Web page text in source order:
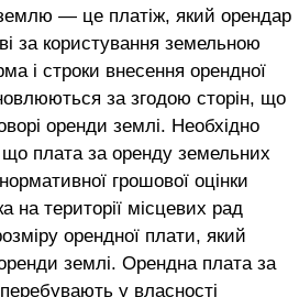
— це платіж, який орендар
за користування земельною
і строки внесення орендної
за згодою сторін, що
оренди землі. Необхідно
що плата за оренду земельних
грошової оцінки
на території місцевих рад
орендної плати, який
землі. Орендна плата за
у власності